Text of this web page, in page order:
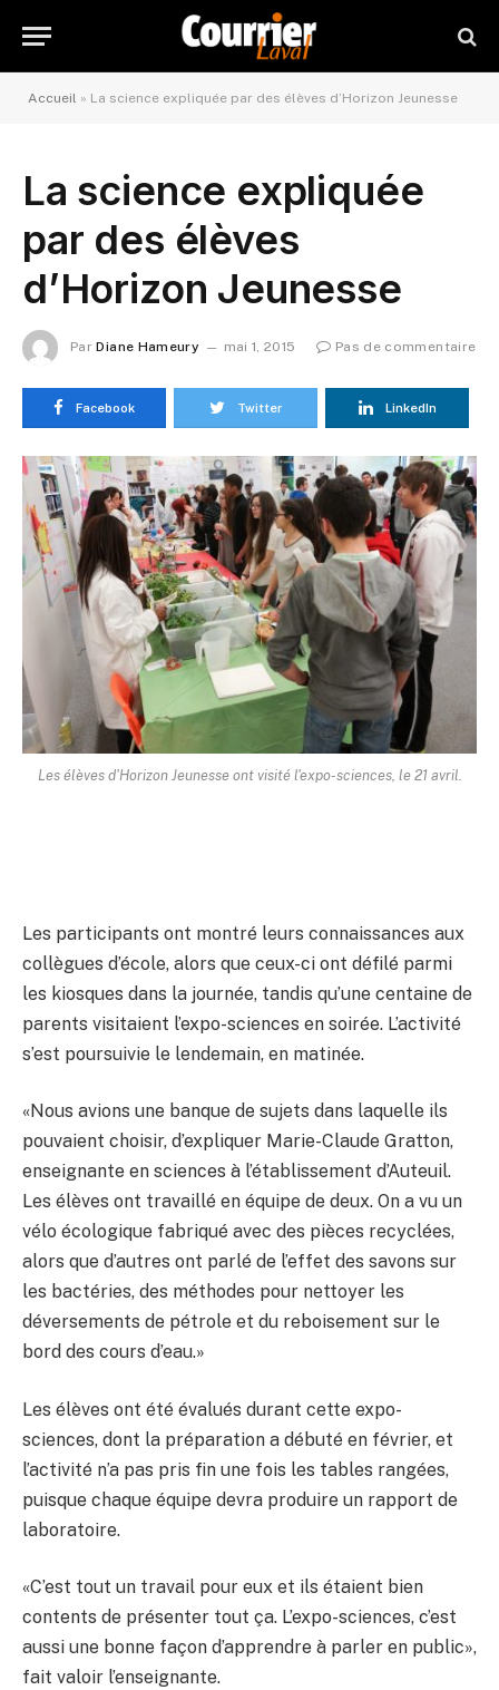
Accueil » La science expliquée par des élèves d’Horizon Jeunesse
La science expliquée
par des élèves
d’Horizon Jeunesse
Par Diane Hameury mai 1, 2015 Pas de commentaire
Facebook Twitter LinkedIn
Les élèves d'Horizon Jeunesse ont visité l'expo-sciences, le 21 avril.
Les participants ont montré leurs connaissances aux
collègues d’école, alors que ceux-ci ont défilé parmi
les kiosques dans la journée, tandis qu’une centaine de
parents visitaient l’expo-sciences en soirée. L’activité
s’est poursuivie le lendemain, en matinée.
«Nous avions une banque de sujets dans laquelle ils
pouvaient choisir, d’expliquer Marie-Claude Gratton,
enseignante en sciences à l’établissement d’Auteuil.
Les élèves ont travaillé en équipe de deux. On a vu un
vélo écologique fabriqué avec des pièces recyclées,
alors que d’autres ont parlé de l’effet des savons sur
les bactéries, des méthodes pour nettoyer les
déversements de pétrole et du reboisement sur le
bord des cours d’eau.»
Les élèves ont été évalués durant cette expo-
sciences, dont la préparation a débuté en février, et
l’activité n’a pas pris fin une fois les tables rangées,
puisque chaque équipe devra produire un rapport de
laboratoire.
«C’est tout un travail pour eux et ils étaient bien
contents de présenter tout ça. L’expo-sciences, c’est
aussi une bonne façon d’apprendre à parler en public»,
fait valoir l’enseignante.